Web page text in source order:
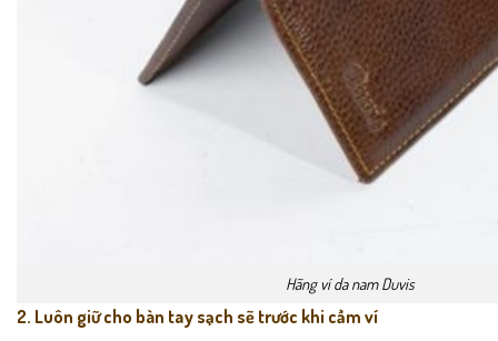
Hãng ví da nam Duvis
2. Luôn giữ cho bàn tay sạch sẽ trước khi cầm ví